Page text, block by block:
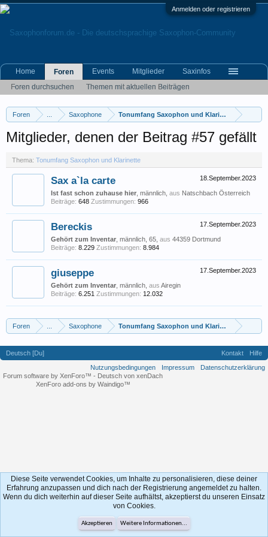
Anmelden oder registrieren
Foren Saxophone Tonumfang Saxophon und Klarinette
Mitglieder, denen der Beitrag #57 gefällt
Thema: Tonumfang Saxophon und Klarinette
18.September.2023
Sax a`la carte
Ist fast schon zuhause hier , männlich, aus Natschbach Österreich
Beiträge: 648 Zustimmungen: 966
17.September.2023
Bereckis
Gehört zum Inventar , männlich, 65, aus 44359 Dortmund
Beiträge: 8.229 Zustimmungen: 8.984
17.September.2023
giuseppe
Gehört zum Inventar , männlich, aus Airegin
Beiträge: 6.251 Zustimmungen: 12.032
Foren Saxophone Tonumfang Saxophon und Klarinette
Home
Foren
Foren durchsuchen
Themen mit aktuellen Beiträgen
Events Mitglieder Saxinfos
Deutsch [Du] Kontakt
Hilfe
Nutzungsbedingungen
Impressum
Datenschutzerklärung
Forum software by XenForo™ - Deutsch von xenDach
XenForo add-ons by Waindigo™
Diese Seite verwendet Cookies, um Inhalte zu personalisieren, diese deiner
Erfahrung anzupassen und dich nach der Registrierung angemeldet zu halten.
Wenn du dich weiterhin auf dieser Seite aufhältst, akzeptierst du unseren Einsatz
von Cookies.
Akzeptieren Weitere Informationen...